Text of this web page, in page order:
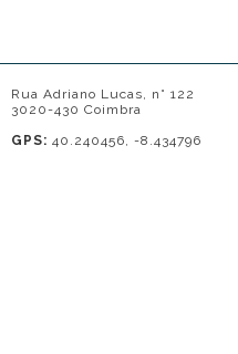
Rua Adriano Lucas, n° 122
3020-430 Coimbra
GPS: 40.240456, -8.434796